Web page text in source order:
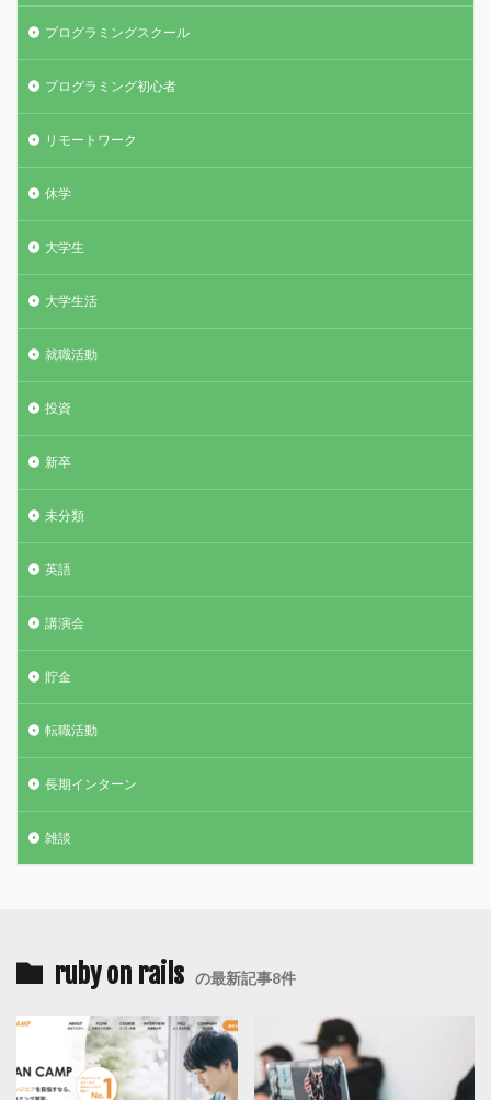
プログラミングスクール
プログラミング初心者
リモートワーク
休学
大学生
大学生活
就職活動
投資
新卒
未分類
英語
講演会
貯金
転職活動
長期インターン
雑談
ruby on rails の最新記事8件